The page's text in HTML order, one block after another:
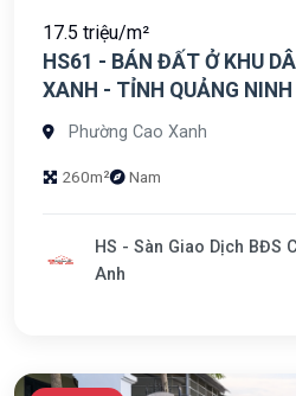
17.5 triệu/m²
HS61 - BÁN ĐẤT Ở KHU
XANH - TỈNH QUẢNG NINH
Phường Cao Xanh
260m² Nam
HS - Sàn Giao Dịch BĐS
Anh